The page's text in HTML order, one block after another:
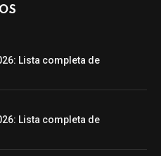
Lista completa de
Lista completa de